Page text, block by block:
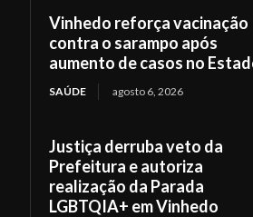
Vinhedo reforça vacinação
contra o sarampo após
aumento de casos no
SAÚDE agosto 6, 2026
Justiça derruba veto da
Prefeitura e autoriza
realização da Parada
LGBTQIA+ em Vinhedo